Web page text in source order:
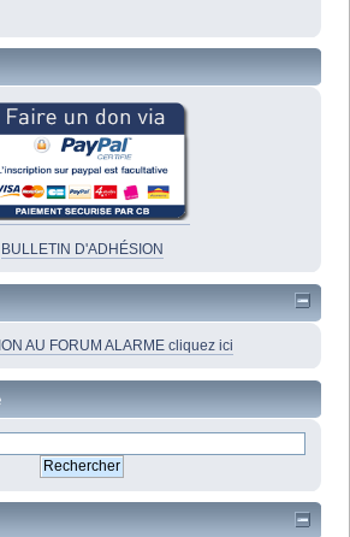
BULLETIN D'ADHÉSION
AU FORUM ALARME cliquez ici